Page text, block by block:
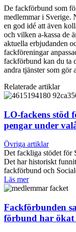
De fackförbund som
medlemmar i Sverige.
en god idé att även
och vilken a-kassa de
aktuella erbjudanden
fackföreningar
fackförbund kan du ta
andra tjänster som gör
Relaterade artiklar
LO-fackens stöd
pengar under
Övriga artiklar
Det fackliga stödet för
Det har historiskt
fackförbund och
Läs mer
Fackförbunden
förbund har ökat